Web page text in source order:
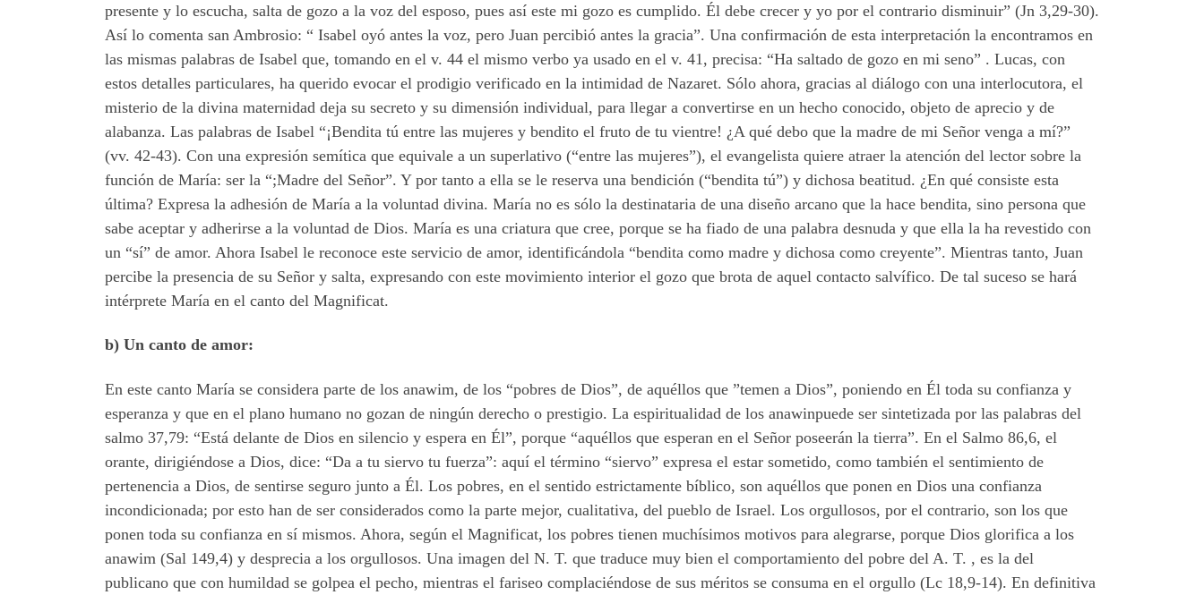
presente y lo escucha, salta de gozo a la voz del esposo, pues así este mi gozo es cumplido. Él debe crecer y yo por el contrario disminuir” (Jn 3,29-30).
Así lo comenta san Ambrosio: “ Isabel oyó antes la voz, pero Juan percibió antes la gracia”. Una confirmación de esta interpretación la encontramos en
las mismas palabras de Isabel que, tomando en el v. 44 el mismo verbo ya usado en el v. 41, precisa: “Ha saltado de gozo en mi seno” . Lucas, con
estos detalles particulares, ha querido evocar el prodigio verificado en la intimidad de Nazaret. Sólo ahora, gracias al diálogo con una interlocutora, el
misterio de la divina maternidad deja su secreto y su dimensión individual, para llegar a convertirse en un hecho conocido, objeto de aprecio y de
alabanza. Las palabras de Isabel “¡Bendita tú entre las mujeres y bendito el fruto de tu vientre! ¿A qué debo que la madre de mi Señor venga a mí?”
(vv. 42-43). Con una expresión semítica que equivale a un superlativo (“entre las mujeres”), el evangelista quiere atraer la atención del lector sobre la
función de María: ser la “;Madre del Señor”. Y por tanto a ella se le reserva una bendición (“bendita tú”) y dichosa beatitud. ¿En qué consiste esta
última? Expresa la adhesión de María a la voluntad divina. María no es sólo la destinataria de una diseño arcano que la hace bendita, sino persona que
sabe aceptar y adherirse a la voluntad de Dios. María es una criatura que cree, porque se ha fiado de una palabra desnuda y que ella la ha revestido con
un “sí” de amor. Ahora Isabel le reconoce este servicio de amor, identificándola “bendita como madre y dichosa como creyente”. Mientras tanto, Juan
percibe la presencia de su Señor y salta, expresando con este movimiento interior el gozo que brota de aquel contacto salvífico. De tal suceso se hará
intérprete María en el canto del Magnificat.
b) Un canto de amor:
En este canto María se considera parte de los anawim, de los “pobres de Dios”, de aquéllos que ”temen a Dios”, poniendo en Él toda su confianza y
esperanza y que en el plano humano no gozan de ningún derecho o prestigio. La espiritualidad de los anawinpuede ser sintetizada por las palabras del
salmo 37,79: “Está delante de Dios en silencio y espera en Él”, porque “aquéllos que esperan en el Señor poseerán la tierra”. En el Salmo 86,6, el
orante, dirigiéndose a Dios, dice: “Da a tu siervo tu fuerza”: aquí el término “siervo” expresa el estar sometido, como también el sentimiento de
pertenencia a Dios, de sentirse seguro junto a Él. Los pobres, en el sentido estrictamente bíblico, son aquéllos que ponen en Dios una confianza
incondicionada; por esto han de ser considerados como la parte mejor, cualitativa, del pueblo de Israel. Los orgullosos, por el contrario, son los que
ponen toda su confianza en sí mismos. Ahora, según el Magnificat, los pobres tienen muchísimos motivos para alegrarse, porque Dios glorifica a los
anawim (Sal 149,4) y desprecia a los orgullosos. Una imagen del N. T. que traduce muy bien el comportamiento del pobre del A. T. , es la del
publicano que con humildad se golpea el pecho, mientras el fariseo complaciéndose de sus méritos se consuma en el orgullo (Lc 18,9-14). En definitiva